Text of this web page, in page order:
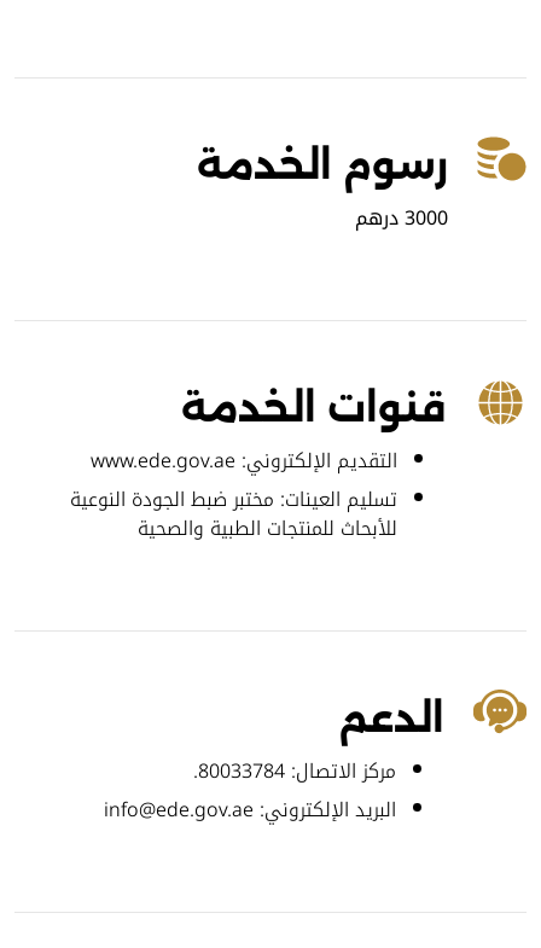
رسوم الخدمة
3000 درهم
قنوات الخدمة
التقديم الإلكتروني: www.ede.gov.ae
تسليم العينات: مختبر ضبط الجودة النوعية
للأبحاث للمنتجات الطبية والصحية
الدعم
مركز الاتصال: 80033784.
البريد الإلكتروني: info@ede.gov.ae